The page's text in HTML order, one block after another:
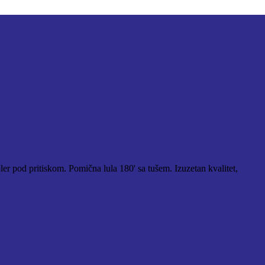
pod pritiskom. Pomična lula 180' sa tušem. Izuzetan kvalitet,